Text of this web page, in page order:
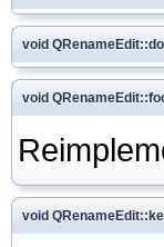
void
void
void